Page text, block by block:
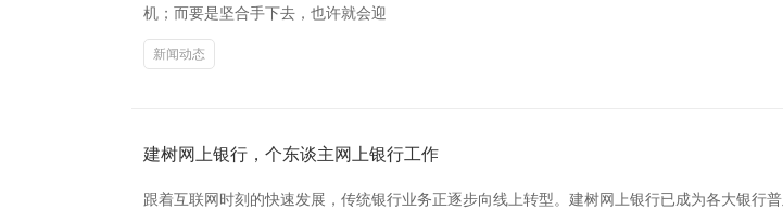
机；而要是坚合手下去，也许就会迎
新闻动态
建树网上银行，个东谈主网上银行工作
跟着互联网时刻的快速发展，传统银行业务正逐步向线上转型。建树网上银行已成为各大银